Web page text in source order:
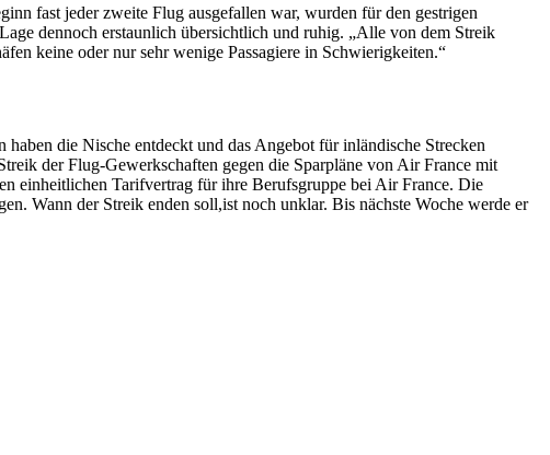
fast jeder zweite Flug ausgefallen war, wurden für den gestrigen
dennoch erstaunlich übersichtlich und ruhig. „Alle von dem Streik
keine oder nur sehr wenige Passagiere in Schwierigkeiten.“
die Nische entdeckt und das Angebot für inländische Strecken
der Flug-Gewerkschaften gegen die Sparpläne von Air France mit
einheitlichen Tarifvertrag für ihre Berufsgruppe bei Air France. Die
Wann der Streik enden soll,ist noch unklar. Bis nächste Woche werde er